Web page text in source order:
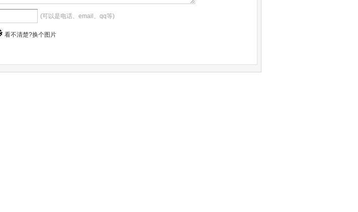
(可以是电话、email、qq等)
看不清楚?换个图片